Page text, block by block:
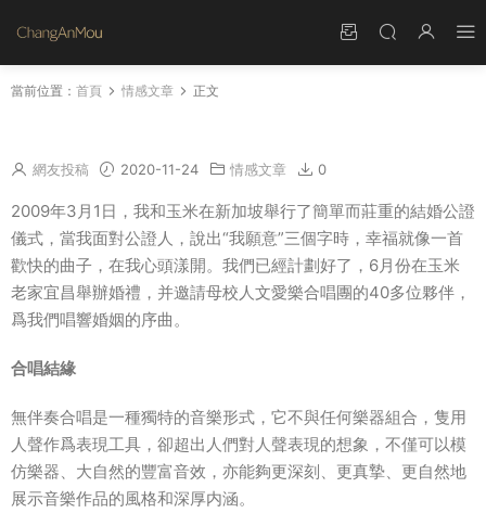
當前位置： 首頁 情感文章 正文
網友投稿 2020-11-24 情感文章 0
2009年3月1日，我和玉米在新加坡舉行了簡單而莊重的結婚公證
儀式，當我面對公證人，說出“我願意”三個字時， 幸福就像一首
歡快的曲子，在我心頭漾開。我們已經計劃好了，6月份在玉米
老家宜昌舉辦婚禮，并邀請母校人文愛樂合唱團的40多位夥伴，
爲我們唱響婚姻的序曲。
合唱結緣
無伴奏合唱是一種獨特的音樂形式，它不與任何樂器組合，隻用
人聲作爲表現工具，卻超出人們對人聲表現的想象，不僅可以模
仿樂器、大自然的豐富音效，亦能夠更深刻、更真摯、更自然地
展示音樂作品的風格和深厚内涵。